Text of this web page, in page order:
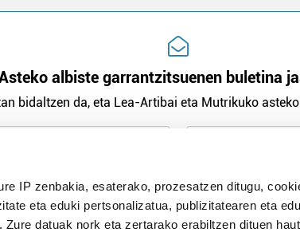
IP zenbakia, esaterako, prozesatzen ditugu,
eta eduki pertsonalizatua, publizitatearen eta
datuak nork eta zertarako erabiltzen dituen
albiste garrantzitsuenen buletina
bidaltzen da, eta Lea-Artibai eta Mutrikuko